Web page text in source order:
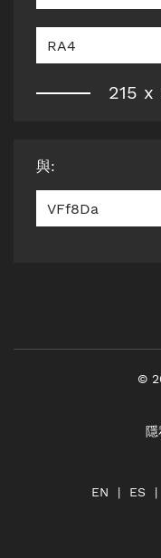
RA4
215 x
與:
VFf8Da
©
EN ES